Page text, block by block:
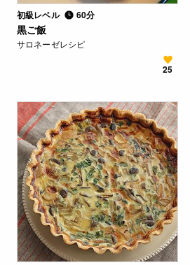
初級レベル 60分
黒ご飯
サロネーゼレシピ
25